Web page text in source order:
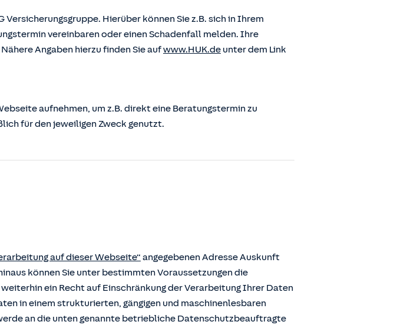
Hierüber können Sie z.B. sich in Ihrem
vereinbaren oder einen Schadenfall melden. Ihre
Angaben hierzu finden Sie aufwww.HUK.de unter dem Link
aufnehmen, um z.B. direkt eine Beratungstermin zu
für den jeweiligen Zweck genutzt.
auf dieser Webseite“ angegebenen Adresse Auskunft
können Sie unter bestimmten Voraussetzungen die
ein Recht auf Einschränkung der Verarbeitung Ihrer Daten
in einem strukturierten, gängigen und maschinenlesbaren
an die unten genannte betriebliche Datenschutzbeauftragte